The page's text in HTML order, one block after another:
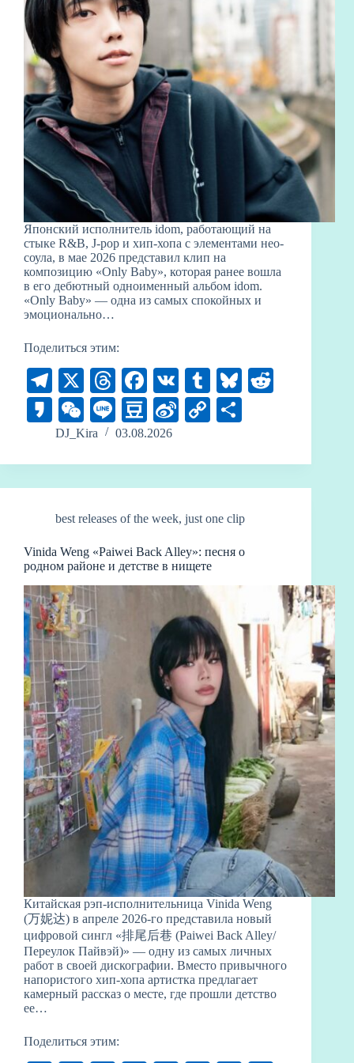
Японский исполнитель idom, работающий на
стыке R&B, J-pop и хип-хопа с элементами нео-
соула, в мае 2026 представил клип на
композицию «Only Baby», которая ранее вошла
в его дебютный одноименный альбом idom.
«Only Baby» — одна из самых спокойных и
эмоционально…
Поделиться этим:
Te
le
gr
m
X
T
hr
ea
Fa
ce
bo
V
K
T
u
m
r
Bl
K
ak
ao
W
e
C
ha
t
Li
ne
D
ou
ba
n
Si
W
ei
bo
C
y
Li
nk
ра
ви
ть
DJ_Kira 03.08.2026
best releases of the week, just one clip
Vinida Weng «Paiwei Back Alley»: песня о
родном районе и детстве в нищете
Китайская рэп-исполнительница Vinida Weng
(万妮达) в апреле 2026-го представила новый
цифровой сингл «排尾后巷 (Paiwei Back Alley/
Переулок Пайвэй)» — одну из самых личных
работ в своей дискографии. Вместо привычного
напористого хип-хопа артистка предлагает
камерный рассказ о месте, где прошли детство
ее…
Поделиться этим: